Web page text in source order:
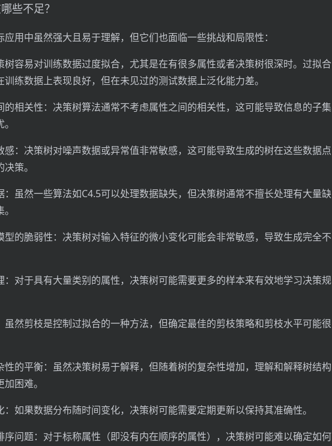
些不足？
应用中虽然强大且易于理解，但它们也面临一些挑战和局限性：
树容易对训练数据过度拟合，尤其是在有很多属性或者决策树很深时。过拟合
训练数据上表现良好，但在未见过的测试数据上泛化能力差。
的相关性：决策树算法通常不考虑属性之间的相关性，这可能导致信息的子集
感：决策树对噪声数据或异常值非常敏感，这可能导致生成的树在这些数据点
策。
：虽然一些算法如C4.5可以处理数据缺失，但决策树通常不擅长处理有大量缺
型的脆弱性：决策树对输入特征的微小变化可能会非常敏感，导致生成完全不
：对于具有大量类别的属性，决策树可能需要更多的样本来有效地学习决策规
虽然剪枝是控制过拟合的一种方法，但确定最佳的剪枝策略和剪枝水平可能很
性的平衡：虽然决策树易于解释，但随着树的复杂性增加，理解和解释树结构
困难。
：如果数据分布随时间变化，决策树可能需要定期更新以保持其准确性。
序问题：对于标称属性（即没有内在顺序的属性），决策树可能难以确定如何